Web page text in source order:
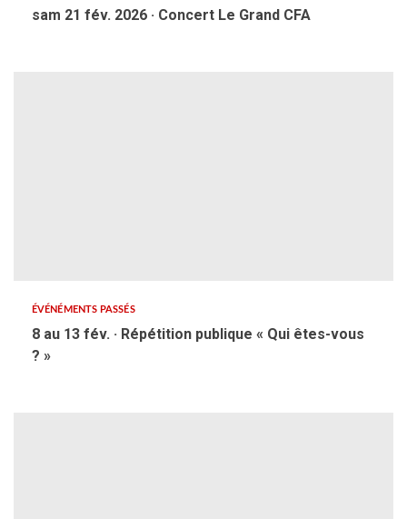
sam 21 fév. 2026 · Concert Le Grand CFA
ÉVÉNÉMENTS PASSÉS
8 au 13 fév. · Répétition publique « Qui êtes-vous
? »